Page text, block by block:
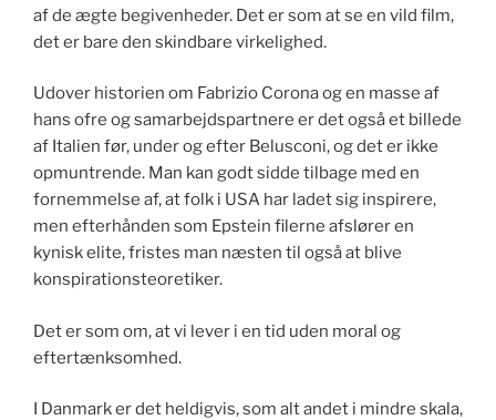
af de ægte begivenheder. Det er som at se en vild film,
det er bare den skindbare virkelighed.
Udover historien om Fabrizio Corona og en masse af
hans ofre og samarbejdspartnere er det også et billede
af Italien før, under og efter Belusconi, og det er ikke
opmuntrende. Man kan godt sidde tilbage med en
fornemmelse af, at folk i USA har ladet sig inspirere,
men efterhånden som Epstein filerne afslører en
kynisk elite, fristes man næsten til også at blive
konspirationsteoretiker.
Det er som om, at vi lever i en tid uden moral og
eftertænksomhed.
I Danmark er det heldigvis, som alt andet i mindre skala,